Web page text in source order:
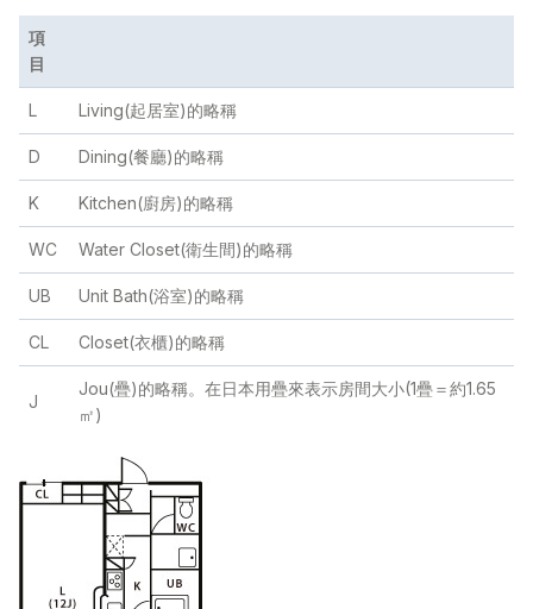
項
目
L Living(起居室)的略稱
D Dining(餐廳)的略稱
K Kitchen(廚房)的略稱
WC Water Closet(衛生間)的略稱
UB Unit Bath(浴室)的略稱
CL Closet(衣櫃)的略稱
J
Jou(疊)的略稱。在日本用疊來表示房間大小(1疊＝約1.65
㎡)